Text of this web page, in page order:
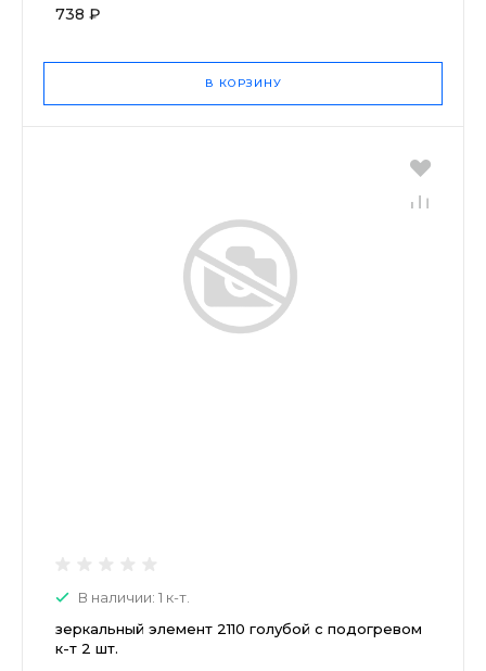
738 ₽
В КОРЗИНУ
В наличии: 1 к-т.
зеркальный элемент 2110 голубой с подогревом
к-т 2 шт.